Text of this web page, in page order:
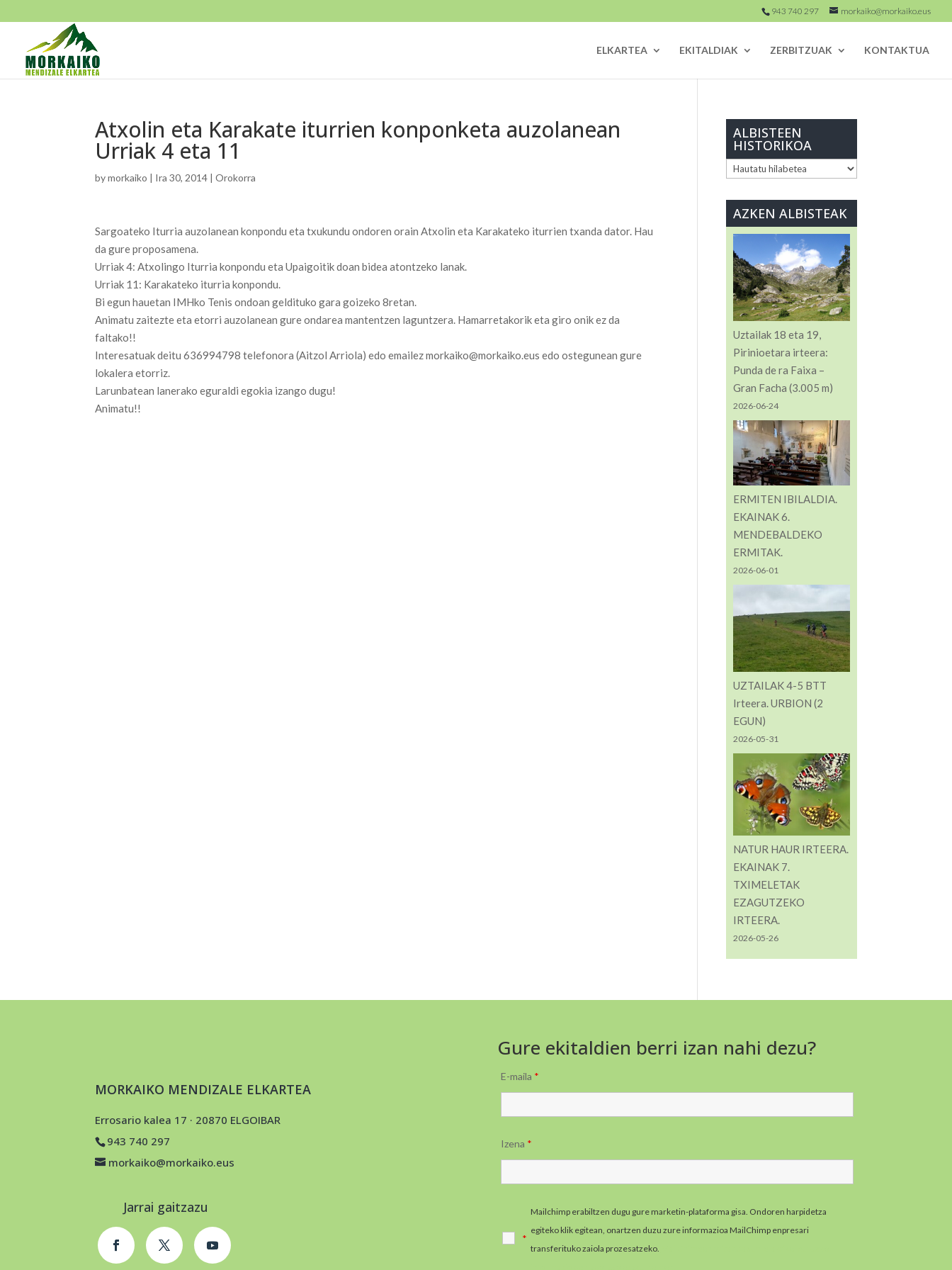
943 740 297 morkaiko@morkaiko.eus
ELKARTEA EKITALDIAK ZERBITZUAK KONTAKTUA
Atxolin eta Karakate iturrien konponketa auzolanean
Urriak 4 eta 11
bymorkaiko | Ira 30, 2014 |Orokorra
Sargoateko Iturria auzolanean konpondu eta txukundu ondoren orain Atxolin eta Karakateko iturrien txanda dator. Hau
da gure proposamena.
Urriak 4: Atxolingo Iturria konpondu eta Upaigoitik doan bidea atontzeko lanak.
Urriak 11: Karakateko iturria konpondu.
Bi egun hauetan IMHko Tenis ondoan geldituko gara goizeko 8retan.
Animatu zaitezte eta etorri auzolanean gure ondarea mantentzen laguntzera. Hamarretakorik eta giro onik ez da
faltako!!
Interesatuak deitu 636994798 telefonora (Aitzol Arriola) edo emailez morkaiko@morkaiko.eus edo ostegunean gure
lokalera etorriz.
Larunbatean lanerako eguraldi egokia izango dugu!
Animatu!!
ALBISTEEN
HISTORIKOA
ALBISTEEN
AZKEN ALBISTEAK
Uztailak 18 eta 19,
Pirinioetara irteera:
Punda de ra Faixa –
Gran Facha (3.005 m)
2026-06-24
ERMITEN IBILALDIA.
EKAINAK 6.
MENDEBALDEKO
ERMITAK.
2026-06-01
UZTAILAK 4-5 BTT
Irteera. URBION (2
EGUN)
2026-05-31
NATUR HAUR IRTEERA.
EKAINAK 7.
TXIMELETAK
EZAGUTZEKO
IRTEERA.
2026-05-26
MORKAIKO MENDIZALE ELKARTEA
Errosario kalea 17 · 20870 ELGOIBAR
943 740 297
morkaiko@morkaiko.eus
Jarrai gaitzazu
Gure ekitaldien berri izan nahi dezu?
E-maila *
Izena *
*
Mailchimp erabiltzen dugu gure marketin-plataforma gisa. Ondoren harpidetza
egiteko klik egitean, onartzen duzu zure informazioa MailChimp enpresari
transferituko zaiola prozesatzeko.